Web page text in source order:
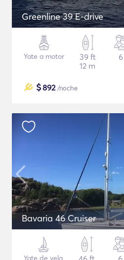
Greenline 39 E-drive
Yate a motor
39 ft
12 m
6
$892/noche
Bavaria 46 Cruiser
Yate de vela